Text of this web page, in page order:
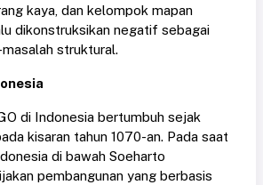
kaya, dan kelompok mapan
dikonstruksikan negatif sebagai
struktural.
di Indonesia bertumbuh sejak
kisaran tahun 1070-an. Pada saat
di bawah Soeharto
pembangunan yang berbasis